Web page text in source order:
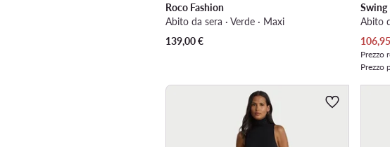
Roco Fashion
Abito da sera · Verde · Maxi
139,00€
Swing
Abito
Prezzo
106,95
Prezzo
Prezzo